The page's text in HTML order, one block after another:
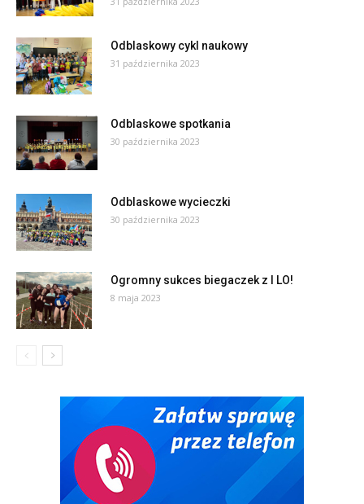
Odblaskowy cykl naukowy
31 października 2023
Odblaskowe spotkania
30 października 2023
Odblaskowe wycieczki
30 października 2023
Ogromny sukces biegaczek z I LO!
8 maja 2023